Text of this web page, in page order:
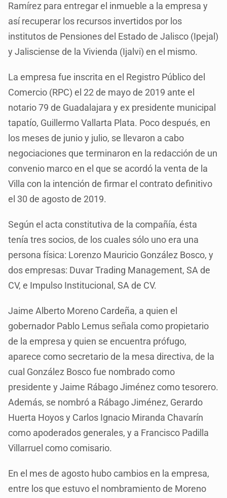
Ramírez para entregar el inmueble a la empresa y
así recuperar los recursos invertidos por los
institutos de Pensiones del Estado de Jalisco (Ipejal)
y Jalisciense de la Vivienda (Ijalvi) en el mismo.
La empresa fue inscrita en el Registro Público del
Comercio (RPC) el 22 de mayo de 2019 ante el
notario 79 de Guadalajara y ex presidente municipal
tapatío, Guillermo Vallarta Plata. Poco después, en
los meses de junio y julio, se llevaron a cabo
negociaciones que terminaron en la redacción de un
convenio marco en el que se acordó la venta de la
Villa con la intención de firmar el contrato definitivo
el 30 de agosto de 2019.
Según el acta constitutiva de la compañía, ésta
tenía tres socios, de los cuales sólo uno era una
persona física: Lorenzo Mauricio González Bosco, y
dos empresas: Duvar Trading Management, SA de
CV, e Impulso Institucional, SA de CV.
Jaime Alberto Moreno Cardeña, a quien el
gobernador Pablo Lemus señala como propietario
de la empresa y quien se encuentra prófugo,
aparece como secretario de la mesa directiva, de la
cual González Bosco fue nombrado como
presidente y Jaime Rábago Jiménez como tesorero.
Además, se nombró a Rábago Jiménez, Gerardo
Huerta Hoyos y Carlos Ignacio Miranda Chavarín
como apoderados generales, y a Francisco Padilla
Villarruel como comisario.
En el mes de agosto hubo cambios en la empresa,
entre los que estuvo el nombramiento de Moreno